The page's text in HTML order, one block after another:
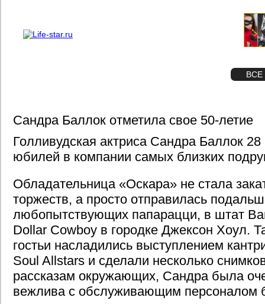
ВСЕ
Сандра Баллок отметила свое 50-летие
Голливудская актриса Сандра Баллок
юбилей в компании самых близких
Обладательница «Оскара» не стала
торжеств, а просто отправилась
любопытствующих папарацци, в штат
Dollar Cowboy в городке Джексон Хоул.
гостьи насладились выступлением
Soul Allstars и сделали несколько
рассказам окружающих, Сандра была
вежлива с обслуживающим персоналом